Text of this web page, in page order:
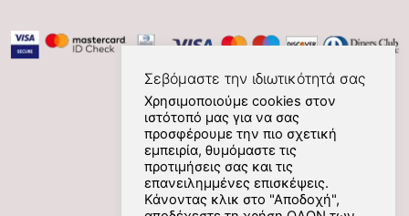
Social
Σεβόμαστε την ιδιωτικότητά σας
Χρησιμοποιούμε cookies στον
ιστότοπό μας για να σας
προσφέρουμε την πιο σχετική
εμπειρία, θυμόμαστε τις
προτιμήσεις σας και τις
επανειλημμένες επισκέψεις.
Κάνοντας κλικ στο "Αποδοχή",